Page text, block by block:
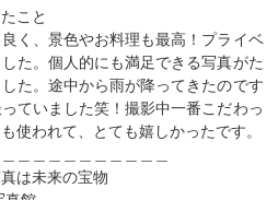
こと
く、景色やお料理も最高！プライベ
た。個人的にも満足できる写真がた
た。途中から雨が降ってきたのです
ていました笑！撮影中一番こだわっ
使われて、とても嬉しかったです。
は未来の宝物